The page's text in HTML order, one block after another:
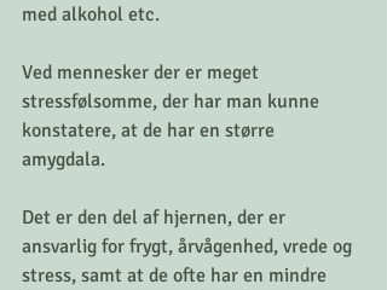
med alkohol etc.
Ved mennesker der er meget
stressfølsomme, der har man kunne
konstatere, at de har en større
amygdala.
Det er den del af hjernen, der er
ansvarlig for frygt, årvågenhed, vrede og
stress, samt at de ofte har en mindre